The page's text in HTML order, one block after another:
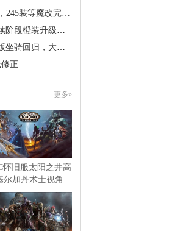
245装等魔改完…
段橙装升级道…
骑回归，大米…
正
更多»
怀旧服太阳之井高
尔加丹术士视角